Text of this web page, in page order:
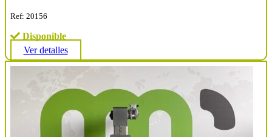
Ref: 20156
Disponible
Ver detalles